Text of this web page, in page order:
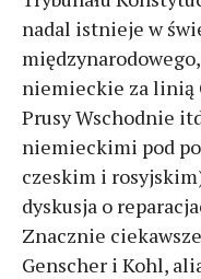
nadal istnieje w
niemieckie za linią
Prusy Wschodnie
niemieckimi pod
czeskim i
dyskusja o
Znacznie
Genscher i Kohl,